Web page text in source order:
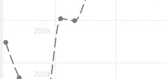
200k
250k